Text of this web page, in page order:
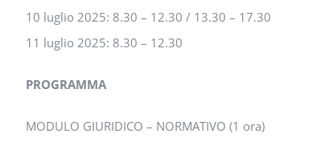
10 luglio 2025: 8.30 – 12.30 / 13.30 – 17.30
11 luglio 2025: 8.30 – 12.30
PROGRAMMA
MODULO GIURIDICO – NORMATIVO (1 ora)